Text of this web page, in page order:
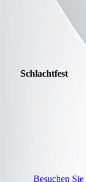
Schlachtfest
Besuchen